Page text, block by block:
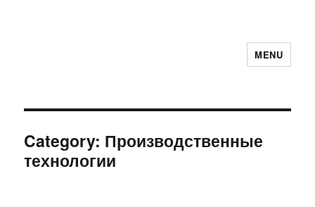
MENU
Category: Производственные
технологии